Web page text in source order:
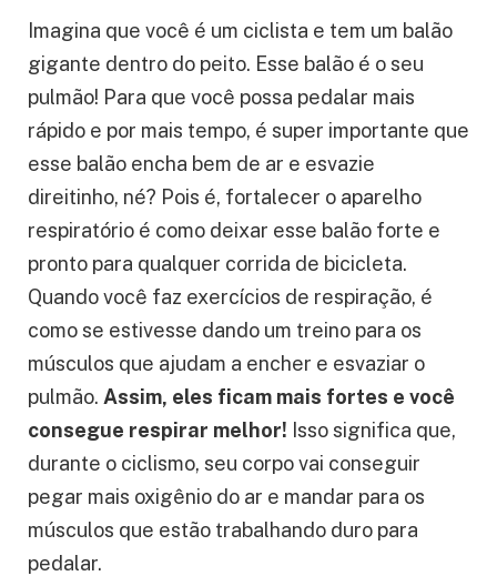
Imagina que você é um ciclista e tem um balão
gigante dentro do peito. Esse balão é o seu
pulmão! Para que você possa pedalar mais
rápido e por mais tempo, é super importante que
esse balão encha bem de ar e esvazie
direitinho, né? Pois é, fortalecer o aparelho
respiratório é como deixar esse balão forte e
pronto para qualquer corrida de bicicleta.
Quando você faz exercícios de respiração, é
como se estivesse dando um treino para os
músculos que ajudam a encher e esvaziar o
pulmão. Assim, eles ficam mais fortes e você
consegue respirar melhor! Isso significa que,
durante o ciclismo, seu corpo vai conseguir
pegar mais oxigênio do ar e mandar para os
músculos que estão trabalhando duro para
pedalar.